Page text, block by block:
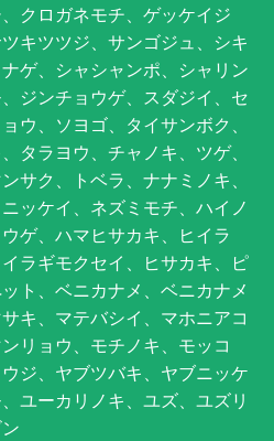
クロガネモチ、ゲッケイジ
キツツジ、サンゴジュ、シキ
ゲ、シャシャンポ、シャリン
ジンチョウゲ、スダジイ、セ
ウ、ソヨゴ、タイサンボク、
タラヨウ、チャノキ、ツゲ、
サク、トベラ、ナナミノキ、
ッケイ、ネズミモチ、ハイノ
ゲ、ハマヒサカキ、ヒイラ
ラギモクセイ、ヒサカキ、ピ
ト、ベニカナメ、ベニカナメ
キ、マテバシイ、マホニアコ
リョウ、モチノキ、モッコ
ジ、ヤブツバキ、ヤブニッケ
ユーカリノキ、ユズ、ユズリ